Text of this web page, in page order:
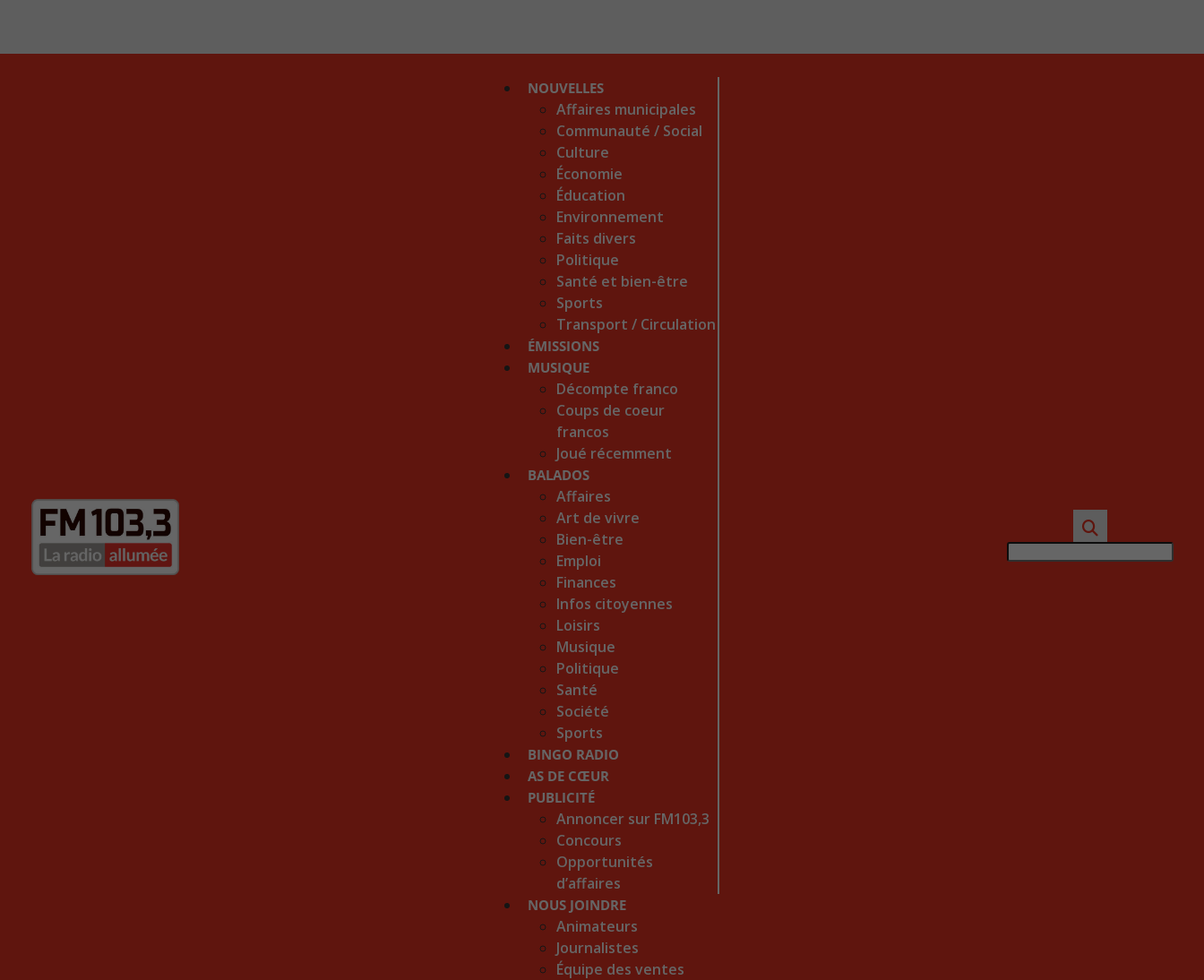
NOUVELLES
Affaires municipales
Communauté / Social
Culture
Économie
Éducation
Environnement
Faits divers
Politique
Santé et bien-être
Sports
Transport / Circulation
ÉMISSIONS
MUSIQUE
Décompte franco
Coups de coeur
francos
Joué récemment
BALADOS
Affaires
Art de vivre
Bien-être
Emploi
Finances
Infos citoyennes
Loisirs
Musique
Politique
Santé
Société
Sports
BINGO RADIO
AS DE CŒUR
PUBLICITÉ
Annoncer sur FM103,3
Concours
Opportunités
d’affaires
NOUS JOINDRE
Animateurs
Journalistes
Équipe des ventes